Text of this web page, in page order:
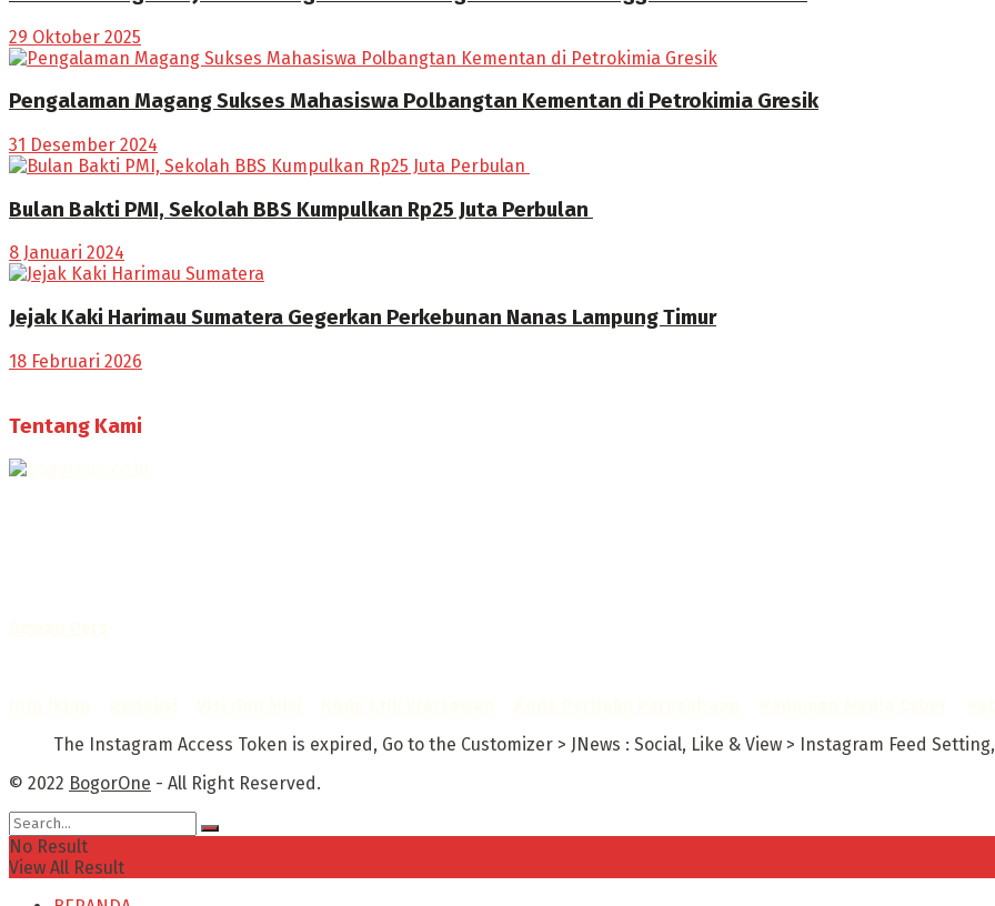
29 Oktober 2025
Pengalaman Magang Sukses Mahasiswa Polbangtan Kementan di Petrokimia Gresik
31 Desember 2024
Bulan Bakti PMI, Sekolah BBS Kumpulkan Rp25 Juta Perbulan
8 Januari 2024
Jejak Kaki Harimau Sumatera Gegerkan Perkebunan Nanas Lampung Timur
18 Februari 2026
Tentang Kami
The Instagram Access Token is expired, Go to the Customizer > JNews : Social, Like & View > Instagram Feed
© 2022 BogorOne - All Right Reserved.
No Result
View All Result